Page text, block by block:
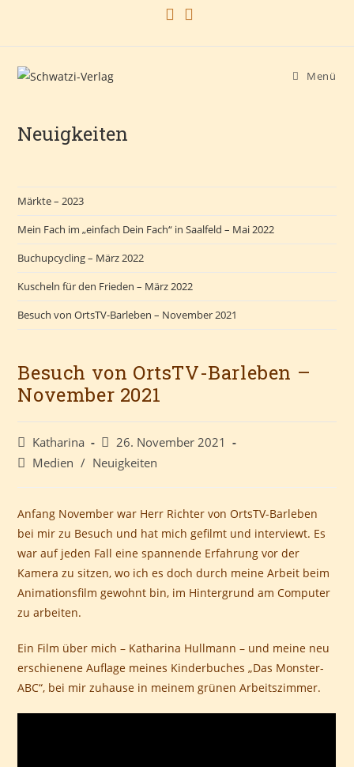
springen
Menü
Neuigkeiten
Märkte – 2023
Mein Fach im „einfach Dein Fach“ in Saalfeld – Mai 2022
Buchupcycling – März 2022
Kuscheln für den Frieden – März 2022
Besuch von OrtsTV-Barleben – November 2021
Besuch von OrtsTV-Barleben –
November 2021
Beitrags-
Autor:
Katharina
Beitrag
veröffentlicht:
26. November 2021
Beitrags-
Medien / Neuigkeiten
Anfang November war Herr Richter von OrtsTV-Barleben
bei mir zu Besuch und hat mich gefilmt und interviewt. Es
war auf jeden Fall eine spannende Erfahrung vor der
Kamera zu sitzen, wo ich es doch durch meine Arbeit beim
Animationsfilm gewohnt bin, im Hintergrund am Computer
zu arbeiten.
Ein Film über mich – Katharina Hullmann – und meine neu
erschienene Auflage meines Kinderbuches „Das Monster-
ABC“, bei mir zuhause in meinem grünen Arbeitszimmer.